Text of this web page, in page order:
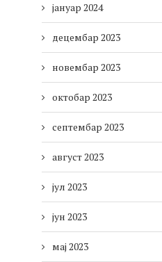
јануар 2024
децембар 2023
новембар 2023
октобар 2023
септембар 2023
август 2023
јул 2023
јун 2023
мај 2023